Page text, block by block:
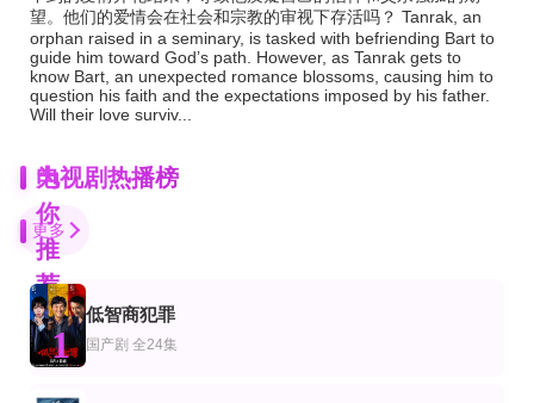
望。他们的爱情会在社会和宗教的审视下存活吗？ Tanrak, an
orphan raised in a seminary, is tasked with befriending Bart to
guide him toward God’s path. However, as Tanrak gets to
know Bart, an unexpected romance blossoms, causing him to
question his faith and the expectations imposed by his father.
Will their love surviv...
为
你
推
荐
已完结
古战场传奇第一季
更新至02集
战斗之地
全集
南烟再叙
电视剧热播榜
更多
1
低智商犯罪
国产剧 全24集